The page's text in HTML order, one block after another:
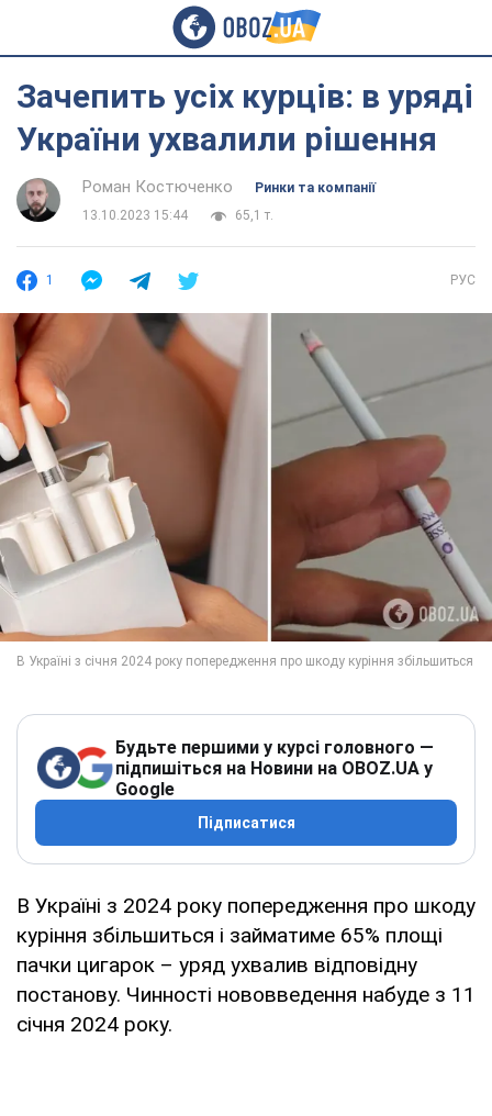
Зачепить усіх курців: в уряді
України ухвалили рішення
Роман Костюченко
Ринки та компанії
13.10.2023 15:44
65,1 т.
1 РУС
Будьте першими у курсі головного —
підпишіться на Новини на OBOZ.UA у
Google
Підписатися
В Україні з 2024 року попередження про шкоду
куріння збільшиться і займатиме 65% площі
пачки цигарок – уряд ухвалив відповідну
постанову. Чинності нововведення набуде з 11
січня 2024 року.